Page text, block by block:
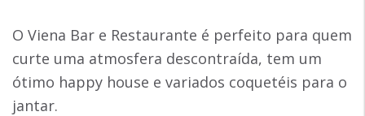
O Viena Bar e Restaurante é perfeito para quem
curte uma atmosfera descontraída, tem um
ótimo happy house e variados coquetéis para o
jantar.